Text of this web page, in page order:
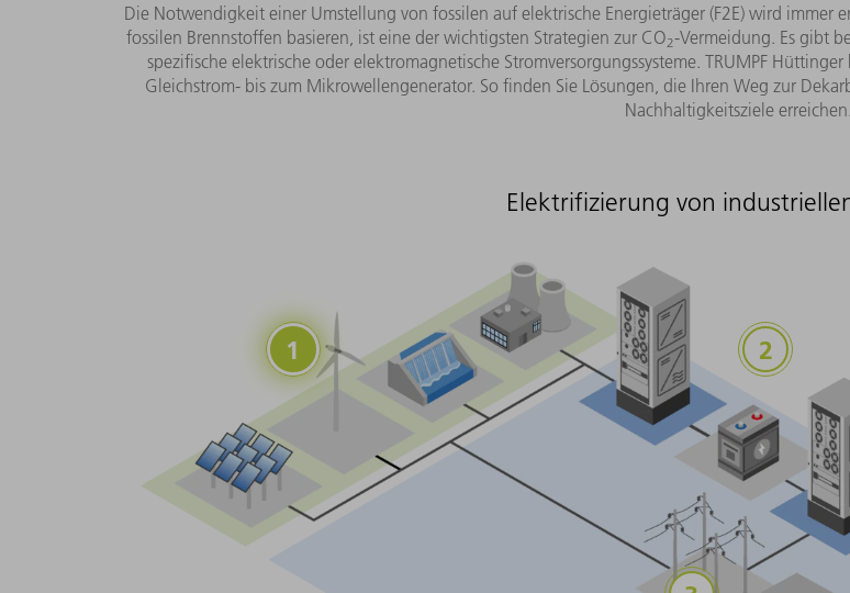
Die Notwendigkeit einer Umstellung von fossilen auf elektrische Energieträger (F2E) wird immer
fossilen Brennstoffen basieren, ist eine der wichtigsten Strategien zur CO2-Vermeidung. Es gibt
spezifische elektrische oder elektromagnetische Stromversorgungssysteme. TRUMPF
Gleichstrom- bis zum Mikrowellengenerator. So finden Sie Lösungen, die Ihren Weg zur
Nachhaltigkeitsziele erreichen.
Elektrifizierung von